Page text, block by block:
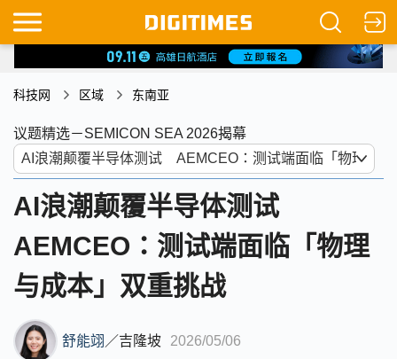
科技网 区域 东南亚
议题精选－SEMICON SEA 2026揭幕
AI浪潮颠覆半导体测试
AEMCEO：测试端面临「物理
与成本」双重挑战
舒能翊 ／吉隆坡 2026/05/06